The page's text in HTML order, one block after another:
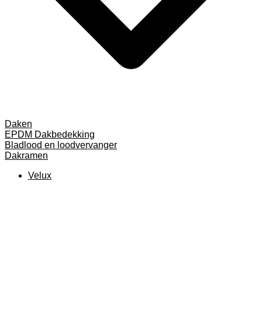
Daken
EPDM Dakbedekking
Bladlood en loodvervanger
Dakramen
Velux